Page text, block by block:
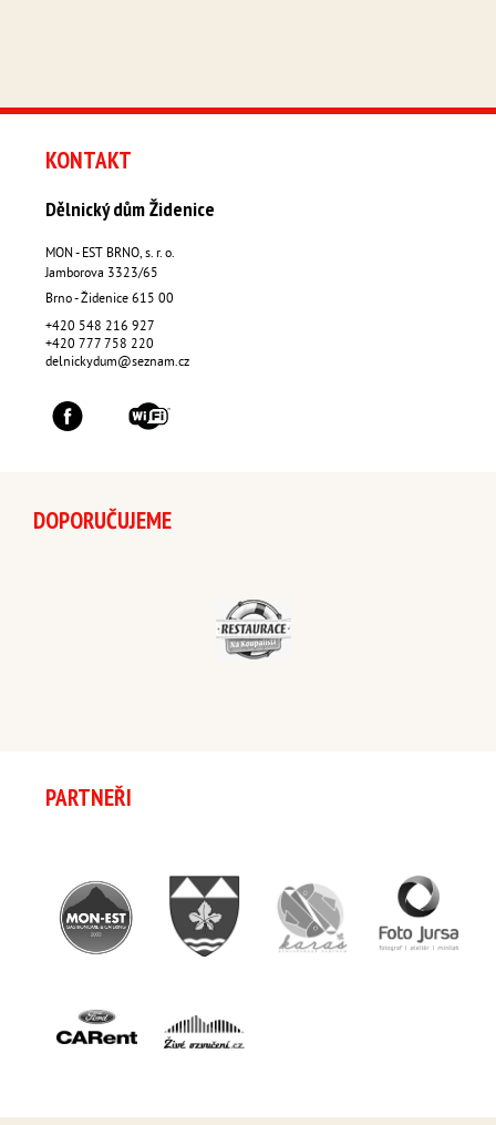
KONTAKT
Dělnický dům Židenice
MON - EST BRNO, s. r. o.
Jamborova 3323/65
Brno - Židenice 615 00
+420 548 216 927
+420 777 758 220
delnickydum@seznam.cz
DOPORUČUJEME
PARTNEŘI